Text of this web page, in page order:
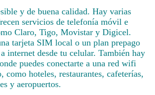
y de buena calidad. Hay varias
servicios de telefonía móvil e
Claro, Tigo, Movistar y Digicel.
tarjeta SIM local o un plan prepago
internet desde tu celular. También hay
puedes conectarte a una red wifi
como hoteles, restaurantes, cafeterías,
y aeropuertos.